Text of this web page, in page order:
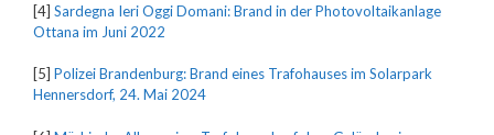
[4] Sardegna Ieri Oggi Domani: Brand in der Photovoltaikanlage
Ottana im Juni 2022
[5] Polizei Brandenburg: Brand eines Trafohauses im Solarpark
Hennersdorf, 24. Mai 2024